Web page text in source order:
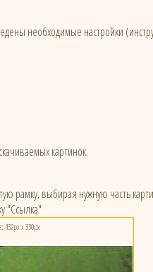
необходимые настройки
картинок.
рамку, выбирая нужную часть
"Ссылка"
x 330px